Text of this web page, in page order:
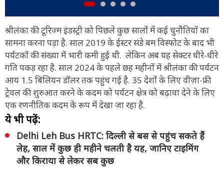
श्रीलंका की टूरिज्म इंडस्ट्री को पिछले कुछ सालों में कई चुनौतियों का
सामना करना पड़ा है. साल 2019 के ईस्टर संडे बम विस्फोट के बाद भी
पर्यटकों की संख्या में भारी कमी हुई थी. लेकिन अब यह सेक्टर धीरे-धीरे
गति पकड़ रहा है. साल 2024 के पहले छह महीनों में श्रीलंका की पर्यटन
आय 1.5 बिलियन डॉलर तक पहुंच गई है. 35 देशों के लिए वीज़ा-फ्री
ट्रेवल की शुरुआत करने के कदम को पर्यटन क्षेत्र को बढ़ावा देने के लिए
एक रणनीतिक कदम के रूप में देखा जा रहा है.
ये भी पढ़ें:
Delhi Leh Bus HRTC: दिल्ली से बस से पहुंच सकते हैं
लेह, साल में कुछ ही महीने चलती है यह, जानिए टाइमिंग
और किराया से लेकर सब कुछ